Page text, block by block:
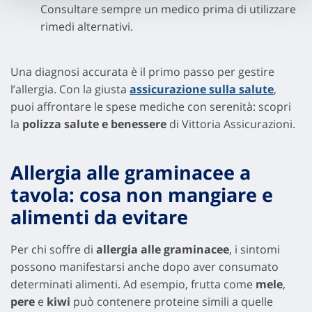
Consultare sempre un medico prima di utilizzare
rimedi alternativi.
Una diagnosi accurata è il primo passo per gestire
l’allergia. Con la giusta assicurazione sulla salute,
puoi affrontare le spese mediche con serenità: scopri
la polizza salute e benessere di Vittoria Assicurazioni.
Allergia alle graminacee a
tavola: cosa non mangiare e
alimenti da evitare
Per chi soffre di allergia alle graminacee, i sintomi
possono manifestarsi anche dopo aver consumato
determinati alimenti. Ad esempio, frutta come mele,
pere e kiwi può contenere proteine simili a quelle